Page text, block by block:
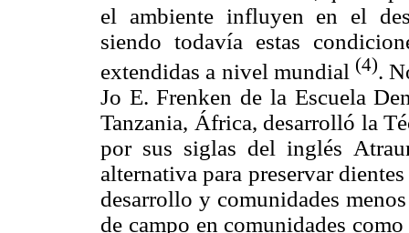
el ambiente influyen en el
siendo todavía estas
extendidas a nivel mundial (4).
Jo E. Frenken de la Escuela
Tanzania, África, desarrolló la
por sus siglas del inglés
alternativa para preservar
desarrollo y comunidades
de campo en comunidades